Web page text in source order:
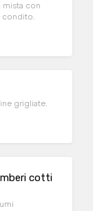
mista con
condito.
grigliate.
cotti